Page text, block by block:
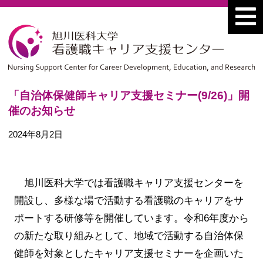
「自治体保健師キャリア支援セミナー(9/26)」開
催のお知らせ
2024年8月2日
旭川医科大学では看護職キャリア支援センターを
開設し、多様な場で活動する看護職のキャリアをサ
ポートする研修等を開催しています。令和6年度から
の新たな取り組みとして、地域で活動する自治体保
健師を対象としたキャリア支援セミナーを企画いた